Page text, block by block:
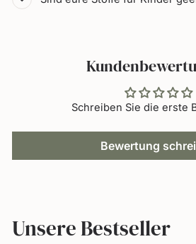
Schreiben Sie die erste
Bewertung
Unsere Bestseller